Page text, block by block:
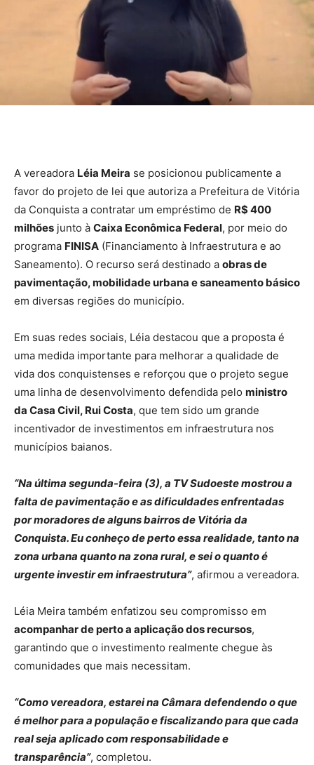
A vereadora Léia Meira se posicionou publicamente a
favor do projeto de lei que autoriza a Prefeitura de Vitória
da Conquista a contratar um empréstimo de R$ 400
milhões junto à Caixa Econômica Federal, por meio do
programa FINISA (Financiamento à Infraestrutura e ao
Saneamento). O recurso será destinado a obras de
pavimentação, mobilidade urbana e saneamento básico
em diversas regiões do município.
Em suas redes sociais, Léia destacou que a proposta é
uma medida importante para melhorar a qualidade de
vida dos conquistenses e reforçou que o projeto segue
uma linha de desenvolvimento defendida pelo ministro
da Casa Civil, Rui Costa, que tem sido um grande
incentivador de investimentos em infraestrutura nos
municípios baianos.
“Na última segunda-feira (3), a TV Sudoeste mostrou a
falta de pavimentação e as dificuldades enfrentadas
por moradores de alguns bairros de Vitória da
Conquista. Eu conheço de perto essa realidade, tanto na
zona urbana quanto na zona rural, e sei o quanto é
urgente investir em infraestrutura”, afirmou a vereadora.
Léia Meira também enfatizou seu compromisso em
acompanhar de perto a aplicação dos recursos,
garantindo que o investimento realmente chegue às
comunidades que mais necessitam.
“Como vereadora, estarei na Câmara defendendo o que
é melhor para a população e fiscalizando para que cada
real seja aplicado com responsabilidade e
transparência”, completou.